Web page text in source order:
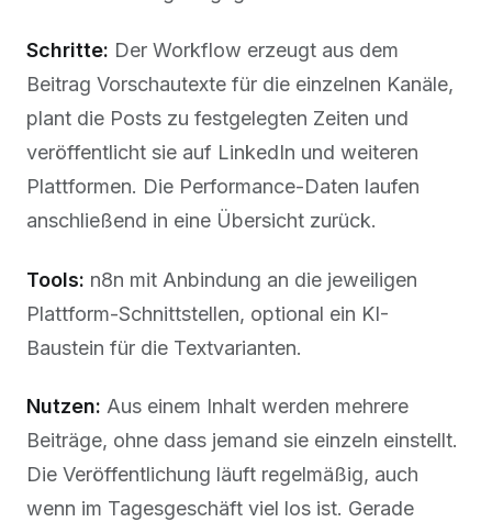
Schritte: Der Workflow erzeugt aus dem
Beitrag Vorschautexte für die einzelnen Kanäle,
plant die Posts zu festgelegten Zeiten und
veröffentlicht sie auf LinkedIn und weiteren
Plattformen. Die Performance-Daten laufen
anschließend in eine Übersicht zurück.
Tools: n8n mit Anbindung an die jeweiligen
Plattform-Schnittstellen, optional ein KI-
Baustein für die Textvarianten.
Nutzen: Aus einem Inhalt werden mehrere
Beiträge, ohne dass jemand sie einzeln einstellt.
Die Veröffentlichung läuft regelmäßig, auch
wenn im Tagesgeschäft viel los ist. Gerade